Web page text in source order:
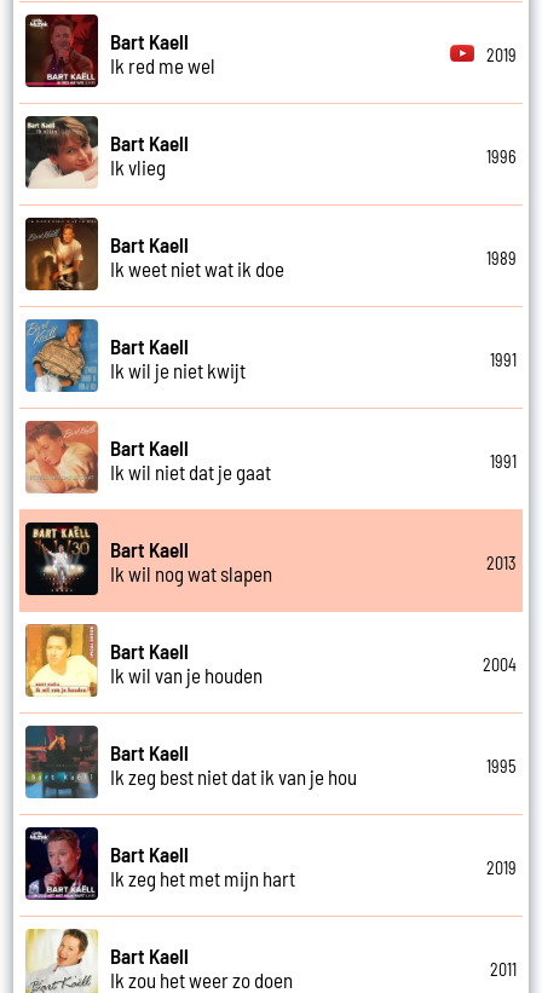
Bart Kaell
Ik red me wel
2019
Bart Kaell
Ik vlieg
1996
Bart Kaell
Ik weet niet wat ik doe
1989
Bart Kaell
Ik wil je niet kwijt
1991
Bart Kaell
Ik wil niet dat je gaat
1991
Bart Kaell
Ik wil nog wat slapen
2013
Bart Kaell
Ik wil van je houden
2004
Bart Kaell
Ik zeg best niet dat ik van je hou
1995
Bart Kaell
Ik zeg het met mijn hart
2019
Bart Kaell
Ik zou het weer zo doen
2011